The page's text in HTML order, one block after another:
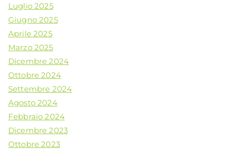
Luglio 2025
Giugno 2025
Aprile 2025
Marzo 2025
Dicembre 2024
Ottobre 2024
Settembre 2024
Agosto 2024
Febbraio 2024
Dicembre 2023
Ottobre 2023